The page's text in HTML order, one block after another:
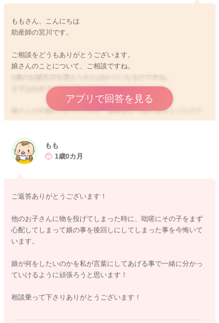
ももさん、こんにちは
助産師の宮川です。
ご相談をどうもありがとうございます。
娘さんのことについて、ご相談ですね。
1歳のお誕生日を迎えられたばかりになるのですね。
まずはおめでとうございます☺︎
娘さんの行動についてですが、慎重派な一面もあるようなので
すが、意思も強く持っておられることもありそうですね。
まだ自分の気持ちなどを言葉で表現をすることはできないた
め、その分手が出てしまうことは、他のお子さんにもよくみら
ったり、やり遂げたいと思うことがあったりするのかなと思い
そのことを代わりにももさんの方で代弁していただき、娘さん
の気持ちを一旦受け止めていただきつつ、でもいけないよと諭
してあげることを繰り返してみてください。
そうしていただくことで、娘さんの動きも変わってくるように
なるのではないかと思います。
覚にどうしてもなってしまうことが多いと思います。
アプリで回答を見る
もも
1歳0カ月
ご返答ありがとうございます！
他のお子さんに物を投げてしまった時に、咄嗟にその子をまず
心配してしまって娘の事を後回しにしてしまった事を今悔いて
います。
娘が何をしたいのかを私が言葉にしてあげる事で一緒に分かっ
ていけるように頑張ろうと思います！
相談乗って下さりありがとうございます！